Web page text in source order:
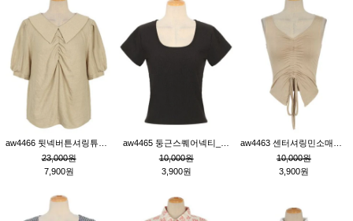
23,000원
7,900원
10,000원
3,900원
10,000원
3,900원